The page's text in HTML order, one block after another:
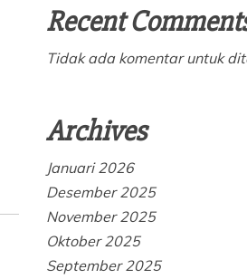
Recent
Tidak ada komentar untuk
Archives
Januari 2026
Desember 2025
November 2025
Oktober 2025
September 2025